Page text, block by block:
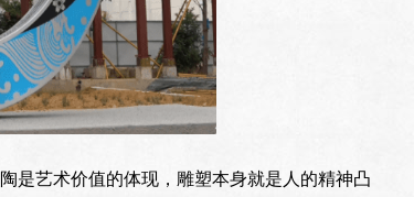
是艺术价值的体现，雕塑本身就是人的精神凸